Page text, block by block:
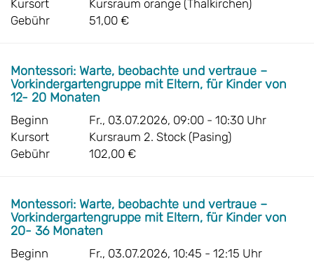
Kursort
Kursraum orange (Thalkirchen)
Gebühr
51,00 €
Montessori: Warte, beobachte und vertraue –
Vorkindergartengruppe mit Eltern, für Kinder von
12- 20 Monaten
Beginn
Fr., 03.07.2026, 09:00 - 10:30 Uhr
Kursort
Kursraum 2. Stock (Pasing)
Gebühr
102,00 €
Montessori: Warte, beobachte und vertraue –
Vorkindergartengruppe mit Eltern, für Kinder von
20- 36 Monaten
Beginn
Fr., 03.07.2026, 10:45 - 12:15 Uhr